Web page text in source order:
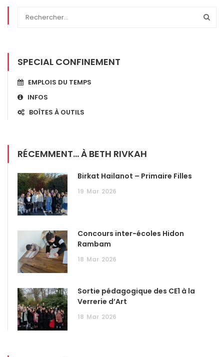
SPECIAL CONFINEMENT
EMPLOIS DU TEMPS
INFOS
BOÎTES À OUTILS
RÉCEMMENT... À BETH RIVKAH
Birkat Hailanot – Primaire Filles
19 Mar 2026
Concours inter-écoles Hidon
Rambam
18 Mar 2026
Sortie pédagogique des CE1 à la
Verrerie d’Art
18 Mar 2026